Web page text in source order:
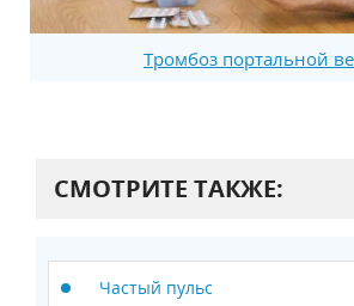
Тромбоз портальной
СМОТРИТЕ ТАКЖЕ:
Частый пульс